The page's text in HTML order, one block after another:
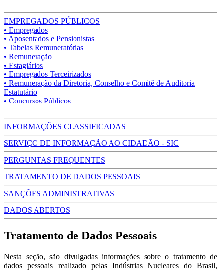
EMPREGADOS PÚBLICOS
• Empregados
• Aposentados e Pensionistas
• Tabelas Remuneratórias
• Remuneração
• Estagiários
• Empregados Terceirizados
• Remuneração da Diretoria, Conselho e Comitê de Auditoria
Estatutário
• Concursos Públicos
INFORMAÇÕES CLASSIFICADAS
SERVIÇO DE INFORMAÇÃO AO CIDADÃO - SIC
PERGUNTAS FREQUENTES
TRATAMENTO DE DADOS PESSOAIS
SANÇÕES ADMINISTRATIVAS
DADOS ABERTOS
Tratamento de Dados Pessoais
Nesta seção, são divulgadas informações sobre o tratamento de
dados pessoais realizado pelas Indústrias Nucleares do Brasil,